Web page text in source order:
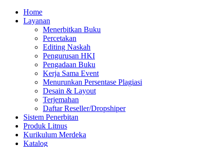
Home
Layanan
Menerbitkan Buku
Percetakan
Editing Naskah
Pengurusan HKI
Pengadaan Buku
Kerja Sama Event
Menurunkan Persentase Plagiasi
Desain & Layout
Terjemahan
Daftar Reseller/Dropshiper
Sistem Penerbitan
Produk Litnus
Kurikulum Merdeka
Katalog